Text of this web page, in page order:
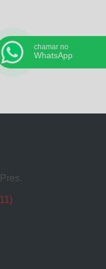
chamar no
WhatsApp